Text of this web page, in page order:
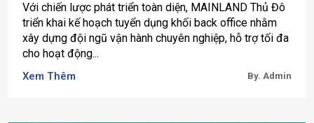
Với chiến lược phát triển toàn diện, MAINLAND Thủ Đô
triển khai kế hoạch tuyển dụng khối back office nhằm
xây dựng đội ngũ vận hành chuyên nghiệp, hỗ trợ tối đa
cho hoạt động...
Xem Thêm By. Admin